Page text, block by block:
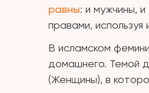
равны: и мужчины,
правами,
В исламском
домашнего. Темой
(Женщины), в